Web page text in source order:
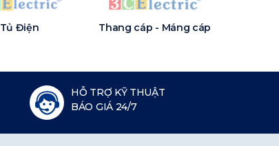
Tủ Điện Thang cáp - Máng cáp
HỖ TRỢ KỸ THUẬT
BÁO GIÁ 24/7